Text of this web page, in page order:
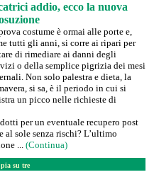
addio, ecco la nuova
costume è ormai alle porte e,
tutti gli anni, si corre ai ripari per
di rimediare ai danni degli
o della semplice pigrizia dei mesi
Non solo palestra e dieta, la
si sa, è il periodo in cui si
un picco nelle richieste di
per un eventuale recupero post
sole senza rischi? L’ultimo
... (Continua)
su tre